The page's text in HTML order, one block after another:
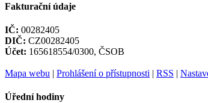
Fakturační údaje
IČ: 00282405
DIČ: CZ00282405
Účet: 165618554/0300, ČSOB
Mapa webu | Prohlášení o přístupnosti | RSS |
Úřední hodiny